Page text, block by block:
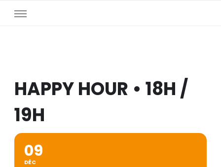
HAPPY HOUR • 18H /
19H
09
DÉC